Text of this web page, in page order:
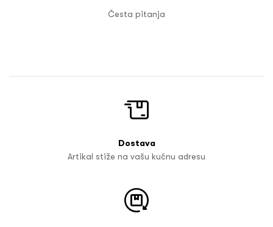
Česta pitanja
Dostava
Artikal stiže na vašu kućnu adresu